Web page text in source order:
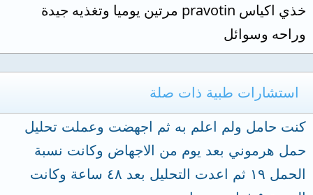
خذي اكياس pravotin مرتين يوميا وتغذيه جيدة
وراحه وسوائل
استشارات طبية ذات صلة
كنت حامل ولم اعلم به ثم اجهضت وعملت تحليل
حمل هرموني بعد يوم من الاجهاض وكانت نسبة
الحمل ١٩ ثم اعدت التحليل بعد ٤٨ ساعة وكانت